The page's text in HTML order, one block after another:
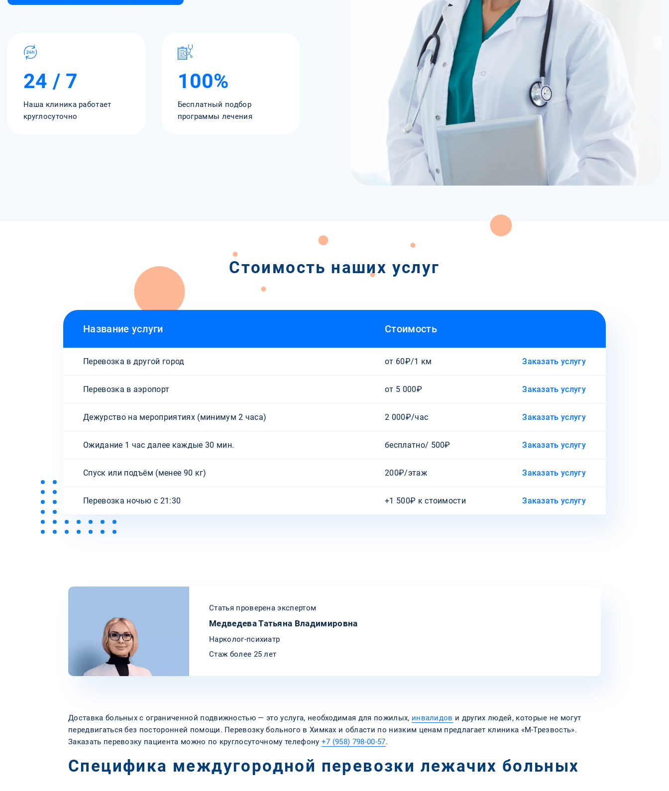
24 / 7
Наша клиника работает
круглосуточно
100%
Бесплатный подбор
программы лечения
Стоимость наших услуг
Название услуги Стоимость
Перевозка в другой город от 60₽/1 км Заказать услугу
Перевозка в аэропорт от 5 000₽ Заказать услугу
Дежурство на мероприятиях (минимум 2 часа) 2 000₽/час Заказать услугу
Ожидание 1 час далее каждые 30 мин. бесплатно/ 500₽ Заказать услугу
Спуск или подъём (менее 90 кг) 200₽/этаж Заказать услугу
Перевозка ночью с 21:30 +1 500₽ к стоимости Заказать услугу
Статья проверена экспертом
Медведева Татьяна Владимировна
Нарколог-психиатр
Стаж более 25 лет
Доставка больных с ограниченной подвижностью — это услуга, необходимая для пожилых, инвалидов и других людей, которые не могут
передвигаться без посторонней помощи. Перевозку больного в Химках и области по низким ценам предлагает клиника «М-Трезвость».
Заказать перевозку пациента можно по круглосуточному телефону +7 (958) 798-00-57.
Специфика междугородной перевозки лежачих больных